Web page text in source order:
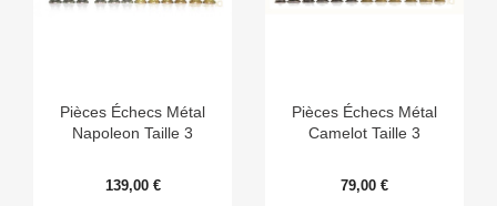
Pièces Échecs Métal
Napoleon Taille 3
139,00 €
Pièces Échecs Métal
Camelot Taille 3
79,00 €